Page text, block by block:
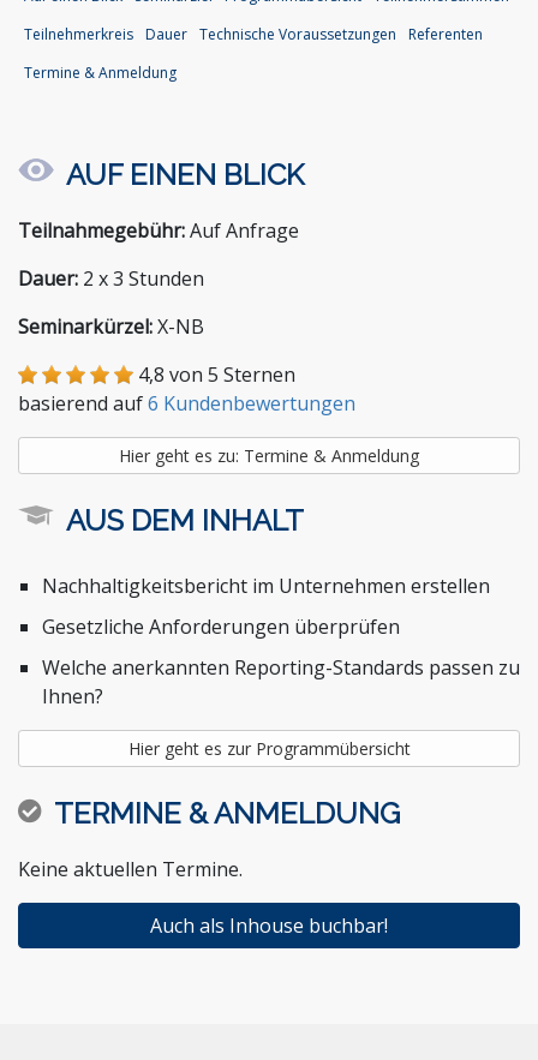
Zoll und Außenhandel
Teilnehmerkreis Dauer Technische Voraussetzungen
Referenten
Termine & Anmeldung
AUF EINEN BLICK
Teilnahmegebühr:Auf Anfrage
Dauer: 2 x 3 Stunden
Seminarkürzel:X-NB
4,8 von 5 Sternen
basierend auf6 Kundenbewertungen
Hier geht es zu: Termine & Anmeldung
AUS DEM INHALT
Nachhaltigkeitsbericht im Unternehmen erstellen
Gesetzliche Anforderungen überprüfen
Welche anerkannten Reporting-Standards passen zu
Ihnen?
Hier geht es zur Programmübersicht
TERMINE & ANMELDUNG
Keine aktuellen Termine.
Auch als Inhouse buchbar!